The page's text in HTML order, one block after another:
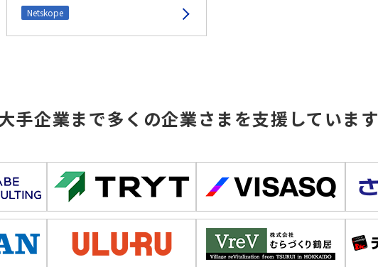
Netskope
手企業まで多くの企業さまを支援しています